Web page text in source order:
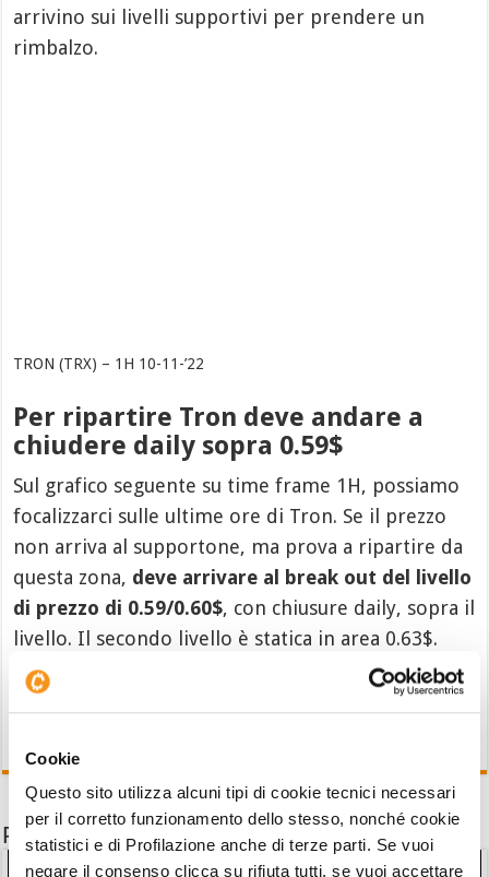
Cookie
Questo sito utilizza alcuni tipi di cookie tecnici necessari
per il corretto funzionamento dello stesso, nonché cookie
statistici e di Profilazione anche di terze parti. Se vuoi
negare il consenso clicca su rifiuta tutti, se vuoi accettare
arrivino sui livelli supportivi per prendere un
rimbalzo.
TRON (TRX) – 1H 10-11-’22
Per ripartire Tron deve andare a
chiudere daily sopra 0.59$
Sul grafico seguente su time frame 1H, possiamo
focalizzarci sulle ultime ore di Tron. Se il prezzo
non arriva al supportone, ma prova a ripartire da
questa zona, deve arrivare al break out del livello
di prezzo di 0.59/0.60$, con chiusure daily, sopra il
livello. Il secondo livello è statica in area 0.63$.
Potrebbe interessarti anche